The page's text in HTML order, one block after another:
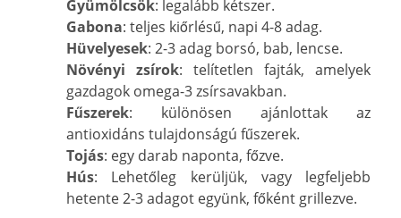
Gyümölcsök: legalább kétszer.
Gabona: teljes kiőrlésű, napi 4-8 adag.
Hüvelyesek: 2-3 adag borsó, bab, lencse.
Növényi zsírok: telítetlen fajták, amelyek
gazdagok omega-3 zsírsavakban.
Fűszerek: különösen ajánlottak az
antioxidáns tulajdonságú fűszerek.
Tojás: egy darab naponta, főzve.
Hús: Lehetőleg kerüljük, vagy legfeljebb
hetente 2-3 adagot együnk, főként grillezve.